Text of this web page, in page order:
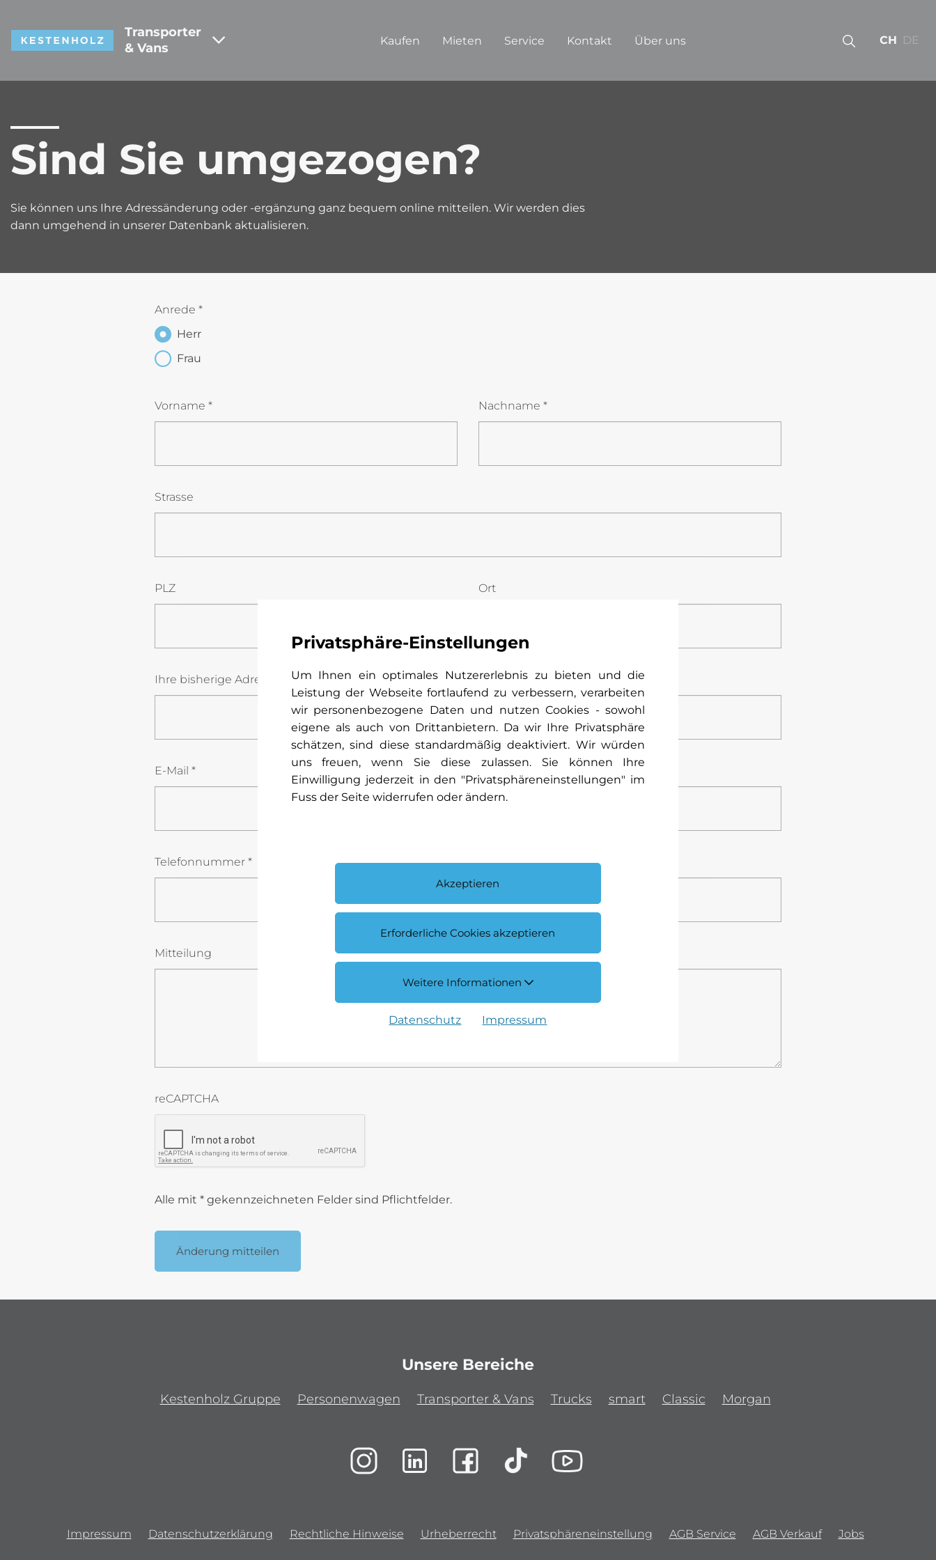
Privatsphäre-Einstellungen
Um Ihnen ein optimales Nutzererlebnis zu bieten und die
Leistung der Webseite fortlaufend zu verbessern, verarbeiten
wir personenbezogene Daten und nutzen Cookies - sowohl
eigene als auch von Drittanbietern. Da wir Ihre Privatsphäre
schätzen, sind diese standardmäßig deaktiviert. Wir würden
uns freuen, wenn Sie diese zulassen. Sie können Ihre
Einwilligung jederzeit in den "Privatsphäreneinstellungen" im
Fuss der Seite widerrufen oder ändern.
Akzeptieren
Erforderliche Cookies akzeptieren
Weitere Informationen
Datenschutz Impressum
Transporter
& Vans
Kaufen Mieten Service Kontakt Über uns CH DE
Sind Sie umgezogen?
Sie können uns Ihre Adressänderung oder -ergänzung ganz bequem online mitteilen. Wir werden dies
dann umgehend in unserer Datenbank aktualisieren.
Anrede *
Herr
Frau
Vorname * Nachname *
Strasse
PLZ Ort
Ihre bisherige Adresse
E-Mail *
KdhNCZ0txOicUHQRpkT4Mwfyz
Telefonnummer *
Mitteilung
reCAPTCHA
Alle mit * gekennzeichneten Felder sind Pflichtfelder.
Änderung mitteilen
Unsere Bereiche
Kestenholz Gruppe Personenwagen Transporter & Vans Trucks smart Classic Morgan
Impressum Datenschutzerklärung Rechtliche Hinweise Urheberrecht Privatsphäreneinstellung AGB Service AGB Verkauf Jobs